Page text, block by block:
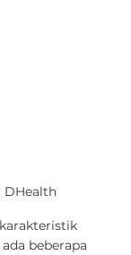
DHealth
beberapa